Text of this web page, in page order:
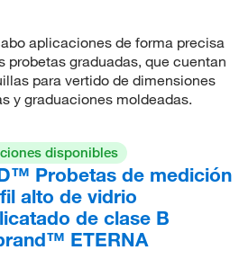
aplicaciones de forma precisa
probetas graduadas, que cuentan
para vertido de dimensiones
y graduaciones moldeadas.
disponibles
Probetas de medición
alto de vidrio
de clase B
ETERNA